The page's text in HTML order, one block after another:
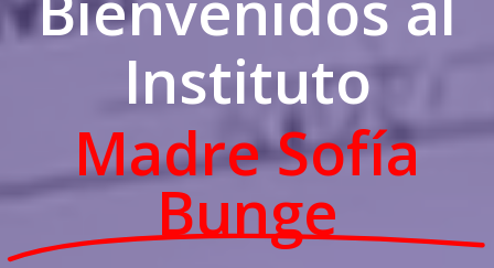
Instituto
Madre Sofía
Bunge